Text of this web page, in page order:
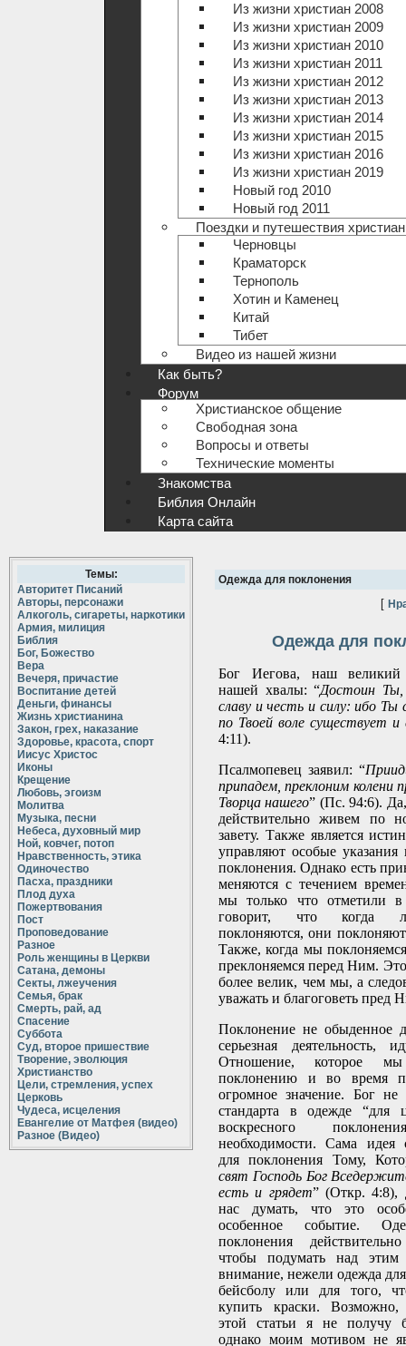
Из жизни христиан 2008
Из жизни христиан 2009
Из жизни христиан 2010
Из жизни христиан 2011
Из жизни христиан 2012
Из жизни христиан 2013
Из жизни христиан 2014
Из жизни христиан 2015
Из жизни христиан 2016
Из жизни христиан 2019
Новый год 2010
Новый год 2011
Поездки и путешествия христиан
Черновцы
Краматорск
Тернополь
Хотин и Каменец
Китай
Тибет
Видео из нашей жизни
Как быть?
Форум
Христианское общение
Свободная зона
Вопросы и ответы
Технические моменты
Знакомства
Библия Онлайн
Карта сайта
Темы:
Авторитет Писаний
Авторы, персонажи
Алкоголь, сигареты, наркотики
Армия, милиция
Библия
Бог, Божество
Вера
Вечеря, причастие
Воспитание детей
Деньги, финансы
Жизнь христианина
Закон, грех, наказание
Здоровье, красота, спорт
Иисус Христос
Иконы
Крещение
Любовь, эгоизм
Молитва
Музыка, песни
Небеса, духовный мир
Ной, ковчег, потоп
Нравственность, этика
Одиночество
Пасха, праздники
Плод духа
Пожертвования
Пост
Проповедование
Разное
Роль женщины в Церкви
Сатана, демоны
Секты, лжеучения
Семья, брак
Смерть, рай, ад
Спасение
Суббота
Суд, второе пришествие
Творение, эволюция
Христианство
Цели, стремления, успех
Церковь
Чудеса, исцеления
Евангелие от Матфея (видео)
Разное (Видео)
Одежда для поклонения
[
Одежда для
Бог Иегова, наш великий
нашей хвалы: “Достоин Ты,
славу и честь и силу: ибо Ты
по Твоей воле существует и
4:11).
Псалмопевец заявил: “
припадем, преклоним колени
Творца нашего” (Пс. 94:6).
действительно живем по
завету. Также является
управляют особые указания
поклонения. Однако есть
меняются с течением
мы только что отметили
говорит, что когда
поклоняются, они
Также, когда мы
преклоняемся перед Ним.
более велик, чем мы, а
уважать и благоговеть пред
Поклонение не обыденное
серьезная деятельность,
Отношение, которое
поклонению и во время
огромное значение. Бог не
стандарта в одежде “для
воскресного
необходимости. Сама идея
для поклонения Тому,
свят Господь Бог
есть и грядет” (Откр. 4:8),
нас думать, что это
особенное событие.
поклонения
чтобы подумать над этим
внимание, нежели одежда
бейсболу или для того,
купить краски. Возможно,
этой статьи я не получу
однако моим мотивом не